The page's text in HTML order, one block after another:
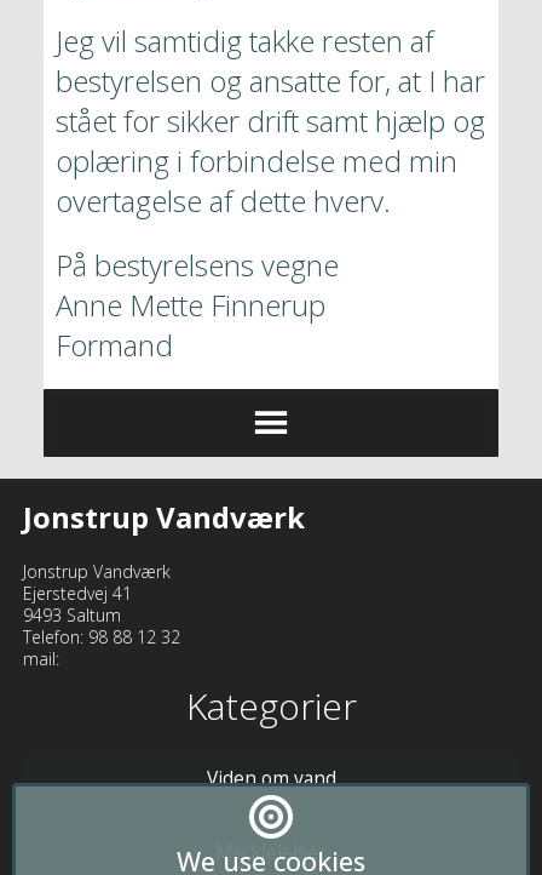
Jeg vil samtidig takke resten af
bestyrelsen og ansatte for, at I har
stået for sikker drift samt hjælp og
oplæring i forbindelse med min
overtagelse af dette hverv.
På bestyrelsens vegne
Anne Mette Finnerup
Formand
Jonstrup Vandværk
Jonstrup Vandværk
Ejerstedvej 41
9493 Saltum
Telefon: 98 88 12 32
mail:
Kategorier
Viden om vand
Meddelelser
We use cookies